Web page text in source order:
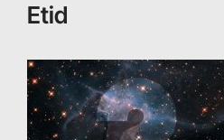
Etid